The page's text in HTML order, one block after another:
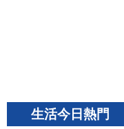
生活今日熱門